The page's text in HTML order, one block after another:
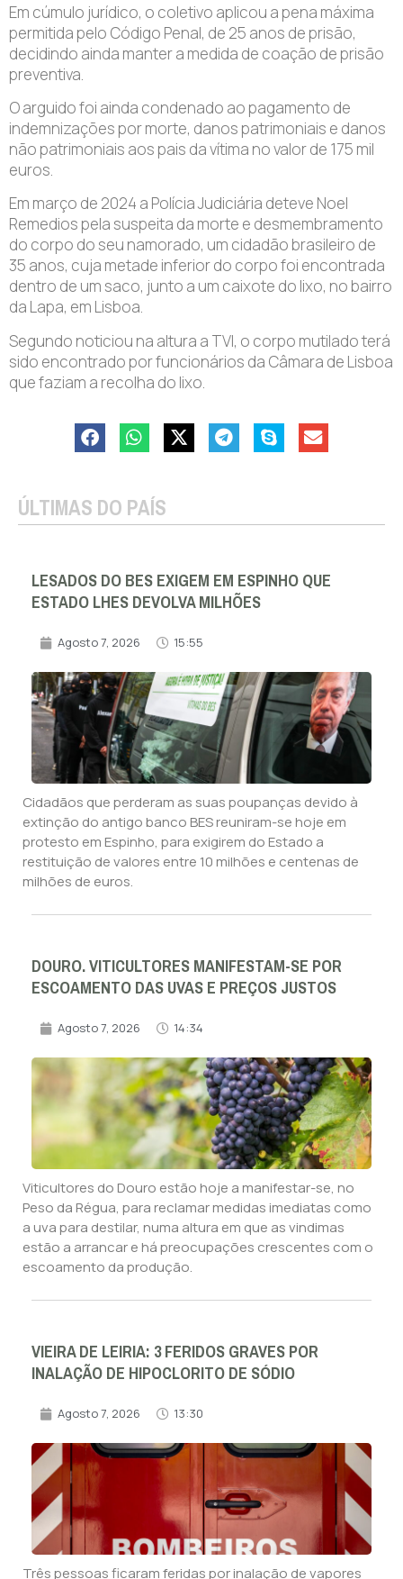
Em cúmulo jurídico, o coletivo aplicou a pena máxima
permitida pelo Código Penal, de 25 anos de prisão,
decidindo ainda manter a medida de coação de prisão
preventiva.
O arguido foi ainda condenado ao pagamento de
indemnizações por morte, danos patrimoniais e danos
não patrimoniais aos pais da vítima no valor de 175 mil
euros.
Em março de 2024 a Polícia Judiciária deteve Noel
Remedios pela suspeita da morte e desmembramento
do corpo do seu namorado, um cidadão brasileiro de
35 anos, cuja metade inferior do corpo foi encontrada
dentro de um saco, junto a um caixote do lixo, no bairro
da Lapa, em Lisboa.
Segundo noticiou na altura a TVI, o corpo mutilado terá
sido encontrado por funcionários da Câmara de Lisboa
que faziam a recolha do lixo.
ÚLTIMAS DO PAÍS
LESADOS DO BES EXIGEM EM ESPINHO QUE
ESTADO LHES DEVOLVA MILHÕES
Agosto 7, 2026 15:55
Cidadãos que perderam as suas poupanças devido à
extinção do antigo banco BES reuniram-se hoje em
protesto em Espinho, para exigirem do Estado a
restituição de valores entre 10 milhões e centenas de
milhões de euros.
DOURO. VITICULTORES MANIFESTAM-SE POR
ESCOAMENTO DAS UVAS E PREÇOS JUSTOS
Agosto 7, 2026 14:34
Viticultores do Douro estão hoje a manifestar-se, no
Peso da Régua, para reclamar medidas imediatas como
a uva para destilar, numa altura em que as vindimas
estão a arrancar e há preocupações crescentes com o
escoamento da produção.
VIEIRA DE LEIRIA: 3 FERIDOS GRAVES POR
INALAÇÃO DE HIPOCLORITO DE SÓDIO
Agosto 7, 2026 13:30
Três pessoas ficaram feridas por inalação de vapores